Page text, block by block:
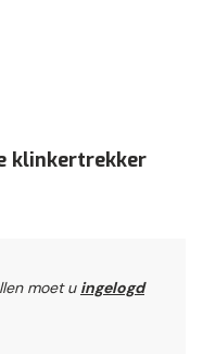
klinkertrekker
moet u ingelogd